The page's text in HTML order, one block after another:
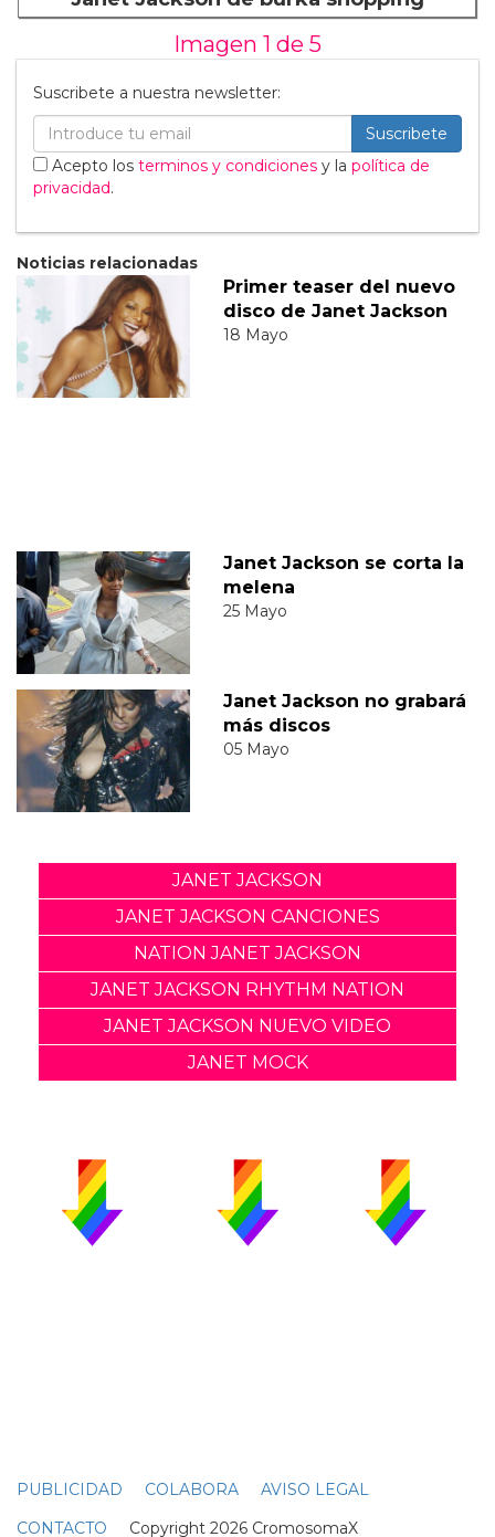
Imagen 1 de 5
Suscribete a nuestra newsletter:
Suscribete
Acepto los terminos y condiciones y la política de
privacidad.
Noticias relacionadas
Primer teaser del nuevo
disco de Janet Jackson
18 Mayo
Janet Jackson se corta la
melena
25 Mayo
Janet Jackson no grabará
más discos
05 Mayo
JANET JACKSON
JANET JACKSON CANCIONES
NATION JANET JACKSON
JANET JACKSON RHYTHM NATION
JANET JACKSON NUEVO VIDEO
JANET MOCK
PUBLICIDAD COLABORA
AVISO LEGAL
CONTACTO Copyright 2026 CromosomaX